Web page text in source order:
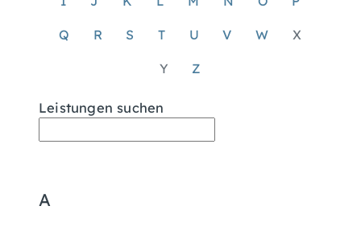
Q R S T U V W X
Y Z
Leistungen suchen
A